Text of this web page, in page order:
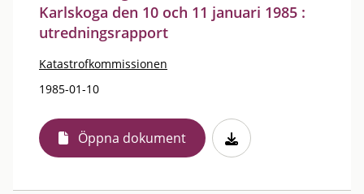
Karlskoga den 10 och 11 januari 1985 :
utredningsrapport
Katastrofkommissionen
1985-01-10
Öppna dokument